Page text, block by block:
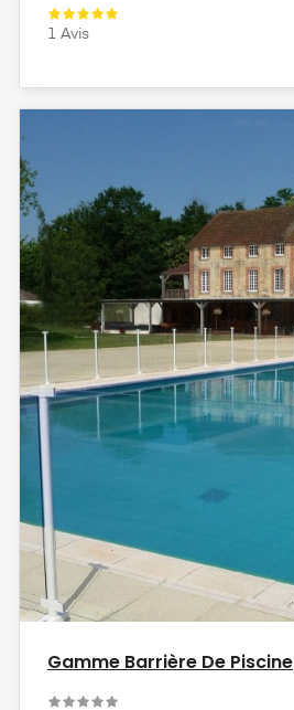
1 Avis
Gamme Barrière De Piscine